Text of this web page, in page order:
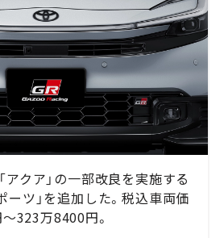
アクア」の一部改良を実施する
ーツ」を追加した。税込車両価
323万8400円。
Jimny
スズキ｜Suzuki
ダ ロードスター｜Mazda Roadster